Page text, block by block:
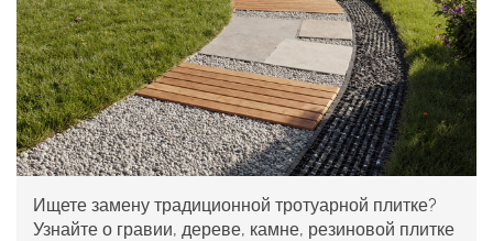
Ищете замену традиционной тротуарной плитке?
Узнайте о гравии, дереве, камне, резиновой плитке